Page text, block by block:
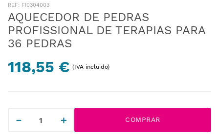
: FI0304003
AQUECEDOR DE PEDRAS
PROFISSIONAL DE TERAPIAS PARA
36 PEDRAS
118,55 € (IVA incluido)
＋
－ COMPRAR